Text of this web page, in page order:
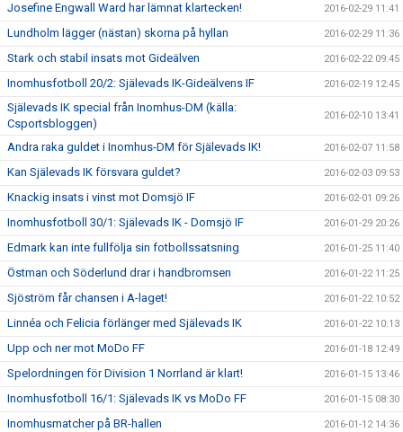
Josefine Engwall Ward har lämnat klartecken! 2016-02-29 11:41
Lundholm lägger (nästan) skorna på hyllan 2016-02-29 11:36
Stark och stabil insats mot Gideälven 2016-02-22 09:45
Inomhusfotboll 20/2: Själevads IK-Gideälvens IF 2016-02-19 12:45
Själevads IK special från Inomhus-DM (källa:
Csportsbloggen)
2016-02-10 13:41
Andra raka guldet i Inomhus-DM för Själevads IK! 2016-02-07 11:58
Kan Själevads IK försvara guldet? 2016-02-03 09:53
Knackig insats i vinst mot Domsjö IF 2016-02-01 09:26
Inomhusfotboll 30/1: Själevads IK - Domsjö IF 2016-01-29 20:26
Edmark kan inte fullfölja sin fotbollssatsning 2016-01-25 11:40
Östman och Söderlund drar i handbromsen 2016-01-22 11:25
Sjöström får chansen i A-laget! 2016-01-22 10:52
Linnéa och Felicia förlänger med Själevads IK 2016-01-22 10:13
Upp och ner mot MoDo FF 2016-01-18 12:49
Spelordningen för Division 1 Norrland är klart! 2016-01-15 13:46
Inomhusfotboll 16/1: Själevads IK vs MoDo FF 2016-01-15 08:30
Inomhusmatcher på BR-hallen 2016-01-12 14:36